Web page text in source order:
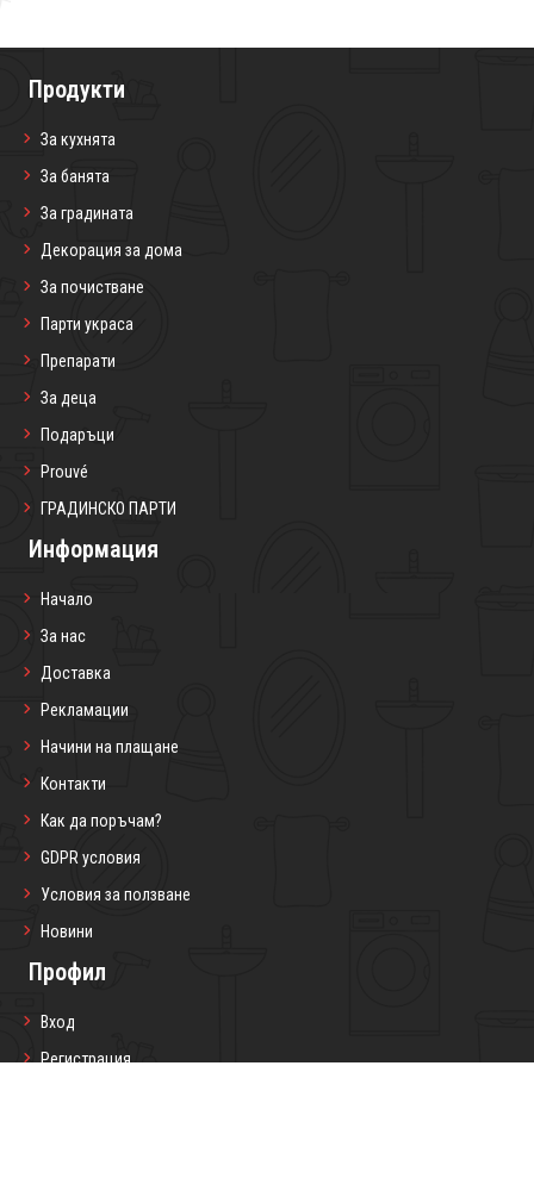
Продукти
За кухнята
За банята
За градината
Декорация за дома
За почистване
Парти украса
Препарати
За деца
Подаръци
Prouvé
ГРАДИНСКО ПАРТИ
Информация
Начало
За нас
Доставка
Рекламации
Начини на плащане
Контакти
Как да поръчам?
GDPR условия
Условия за ползване
Новини
Профил
Вход
Регистрация